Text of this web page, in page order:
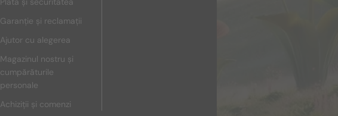
Garanție și reclamații
Ajutor cu alegerea
Magazinul nostru și
cumpărăturile
personale
Achiziții și comenzi